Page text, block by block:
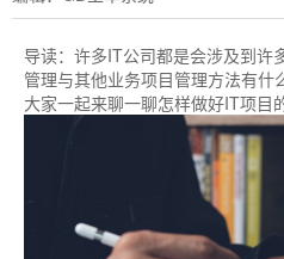
导读： 许多IT公司都是会涉及到许
管理​与其他业务项目管理方法有什
大家一起来聊一聊怎样做好IT项目